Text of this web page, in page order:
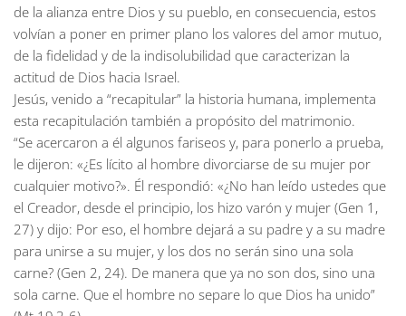
de la alianza entre Dios y su pueblo, en consecuencia, estos
volvían a poner en primer plano los valores del amor mutuo,
de la fidelidad y de la indisolubilidad que caracterizan la
actitud de Dios hacia Israel.
Jesús, venido a “recapitular” la historia humana, implementa
esta recapitulación también a propósito del matrimonio.
“Se acercaron a él algunos fariseos y, para ponerlo a prueba,
le dijeron: «¿Es lícito al hombre divorciarse de su mujer por
cualquier motivo?». Él respondió: «¿No han leído ustedes que
el Creador, desde el principio, los hizo varón y mujer (Gen 1,
27) y dijo: Por eso, el hombre dejará a su padre y a su madre
para unirse a su mujer, y los dos no serán sino una sola
carne? (Gen 2, 24). De manera que ya no son dos, sino una
sola carne. Que el hombre no separe lo que Dios ha unido”